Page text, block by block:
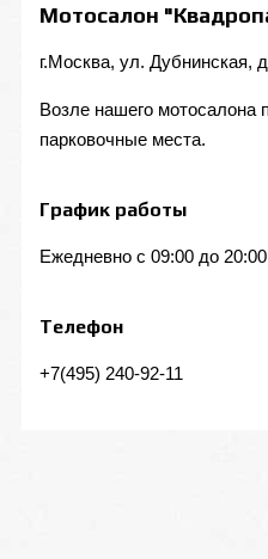
Мотосалон
г.Москва, ул. Дубнинская,
Возле нашего мотосалона
парковочные места.
График работы
Ежедневно с 09:00 до 20:00
Телефон
+7(495) 240-92-11